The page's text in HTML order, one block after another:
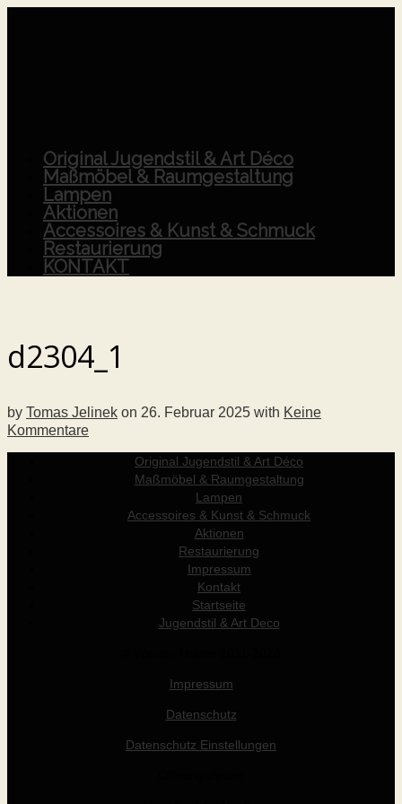
Original Jugendstil & Art Déco
Maßmöbel & Raumgestaltung
Lampen
Aktionen
Accessoires & Kunst & Schmuck
Restaurierung
KONTAKT
d2304_1
by Tomas Jelinek on 26. Februar 2025 with Keine
Kommentare
Original Jugendstil & Art Déco
Maßmöbel & Raumgestaltung
Lampen
Accessoires & Kunst & Schmuck
Aktionen
Restaurierung
Impressum
Kontakt
Startseite
Jugendstil & Art Deco
Impressum
Datenschutz
Datenschutz Einstellungen